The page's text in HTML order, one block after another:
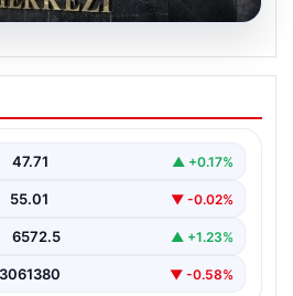
Nisan Ayı Faiz Kararı Ne
Ekonomistlerin
Bankası (TCMB) Para
47.71 ▲ +0.17%
55.01 ▼ -0.02%
6572.5 ▲ +1.23%
3061380 ▼ -0.58%